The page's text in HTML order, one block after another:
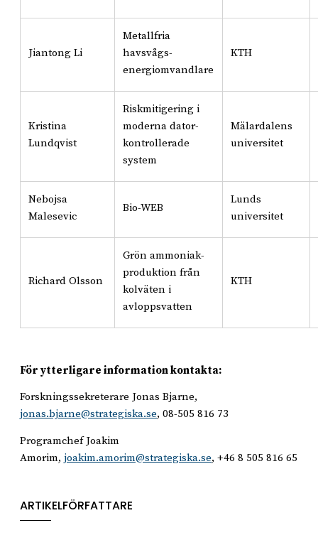
Jiantong Li
Metallfria
havsvågs-
energiomvandlare
KTH
Kristina
Lundqvist
Riskmitigering i
moderna dator-
kontrollerade
system
Mälardalens
universitet
Nebojsa
Malesevic
Bio-WEB
Lunds
universitet
Richard Olsson
Grön ammoniak-
produktion från
kolväten i
avloppsvatten
KTH
För ytterligare information kontakta:
Forskningssekreterare Jonas Bjarne,
jonas.bjarne@strategiska.se, 08-505 816 73
Programchef Joakim
Amorim, joakim.amorim@strategiska.se, +46 8 505 816 65
ARTIKELFÖRFATTARE